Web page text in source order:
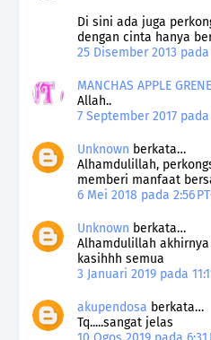
Di sini ada juga
dengan cinta hanya
25 Disember 2013 pada
MANCHAS APPLE
Allah..
7 September 2017 pada
Unknown berkata…
Alhamdulillah,
memberi manfaat
6 Mei 2018 pada 2:56
Unknown berkata…
Alhamdulillah akhirnya
kasihhh semua
3 Januari 2019 pada
akupendosa berkata…
Tq.....sangat jelas